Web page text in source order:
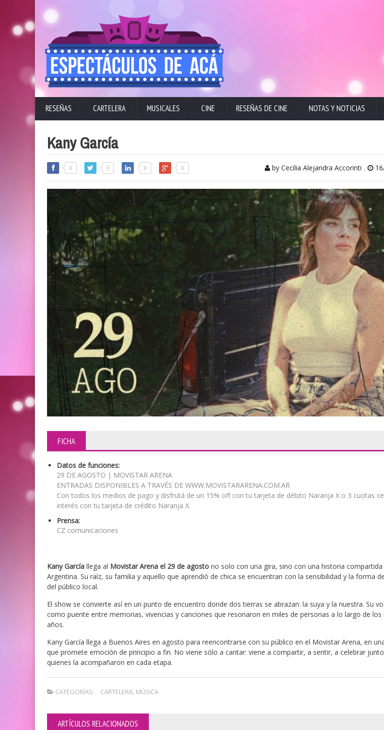
RESEÑAS CARTELERA MUSICALES CINE RESEÑAS DE CINE NOTAS Y NOTICIAS
Kany García
0 0 0 0 by Cecilia Alejandra Accorinti ,
FICHA
Datos de funciones:
29 DE AGOSTO | MOVISTAR ARENA
ENTRADAS DISPONIBLES A TRAVÉS DE WWW.MOVISTARARENA.COM.AR
Con todos los medios de pago y disfrutá de un 15% off con tu tarjeta de débito Naranja X o 3 cuotas
interés con tu tarjeta de crédito Naranja X.
Prensa:
CZ comunicaciones
Kany García llega al Movistar Arena el 29 de agosto no solo con una gira, sino con una historia compartida
Argentina. Su raíz, su familia y aquello que aprendió de chica se encuentran con la sensibilidad y la forma
del público local.
El show se convierte así en un punto de encuentro donde dos tierras se abrazan: la suya y la nuestra. Su
como puente entre memorias, vivencias y canciones que resonaron en miles de personas a lo largo de los
años.
Kany García llega a Buenos Aires en agosto para reencontrarse con su público en el Movistar Arena, en
que promete emoción de principio a fin. No viene sólo a cantar: viene a compartir, a sentir, a celebrar
quienes la acompañaron en cada etapa.
CATEGORÍAS: CARTELERA, MÚSICA
ARTÍCULOS RELACIONADOS